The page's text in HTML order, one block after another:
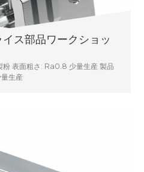
ス部品ワークショッ
粉 表面粗さ: Ra0.8 少量生産 製品
生産